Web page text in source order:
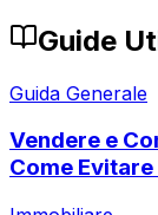
Guide
Guida Generale
Vendere e
Come Evitare